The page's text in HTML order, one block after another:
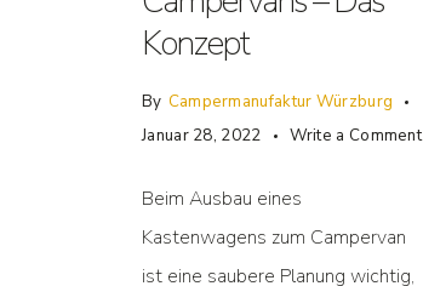
Konzept
By Campermanufaktur Würzburg
Januar 28, 2022
Write a Comment
Beim Ausbau eines
Kastenwagens zum Campervan
ist eine saubere Planung wichtig,